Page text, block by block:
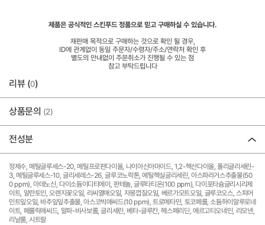
제품은 공식적인 스킨푸드 정품으로 믿고 구매하실 수 있습니다.
재판매 목적으로 구매하는 것으로 확인 될 경우,
ID에 관계없이 동일 주문자/수령자/주소/연락처 확인 후
별도의 안내없이 주문취소가 진행될 수 있는 점
참고 부탁드립니다
리뷰 (0)
상품문의 (2)
전성분
정제수, 메틸글루세스-20, 메틸프로판다이올, 나이아신아마이드, 1,2-헥산다이올, 폴리글리세린-
3, 메틸글루세스-10, 글리세레스-26, 글루코노락톤, 에틸헥실글리세린, 아스파라거스추출물(50
0 ppm), 아데노신, 다이소듐이디티에이, 판테놀, 글루타티온(100 ppm), 다이포타슘글리시리제
이트, 알란토인, 오렌지꽃오일, 리씨열매오일, 자몽껍질오일, 베르가모트오일, 글루코오스, 스피어
민트잎오일, 바추잎잎추출물, 아스코빅애씨드(10 ppm), 트로메타민, 토코페롤, 소듐하이알루로네
이트, 페룰릭애씨드, 알파-비사보롤, 글리세린, 베타-글루칸, 헤스페리딘, 에르고티오네인, 리모넨,
리날룰, 시트랄